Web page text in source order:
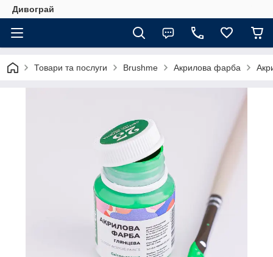
Дивограй
Товари та послуги Brushme Акрилова фарба